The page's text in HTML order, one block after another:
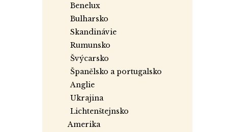
benelux
bulharsko
skandinávie
rumunsko
švýcarsko
španělsko a portugalsko
anglie
ukrajina
lichtenštejnsko
amerika